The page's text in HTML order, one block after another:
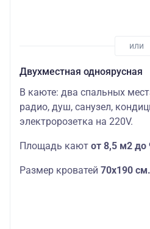
Двухместная одноярусная
В каюте: два спальных
радио, душ, санузел,
электророзетка на 220V.
Площадь кают от 8,5 м2 до
Размер кроватей 70х190 см.